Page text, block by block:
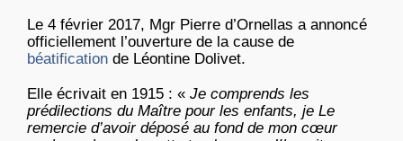
Le 4 février 2017, Mgr Pierre d’Ornellas a annoncé
officiellement l’ouverture de la cause de
béatification de Léontine Dolivet.
Elle écrivait en 1915 : « Je comprends les
prédilections du Maître pour les enfants, je Le
remercie d’avoir déposé au fond de mon cœur